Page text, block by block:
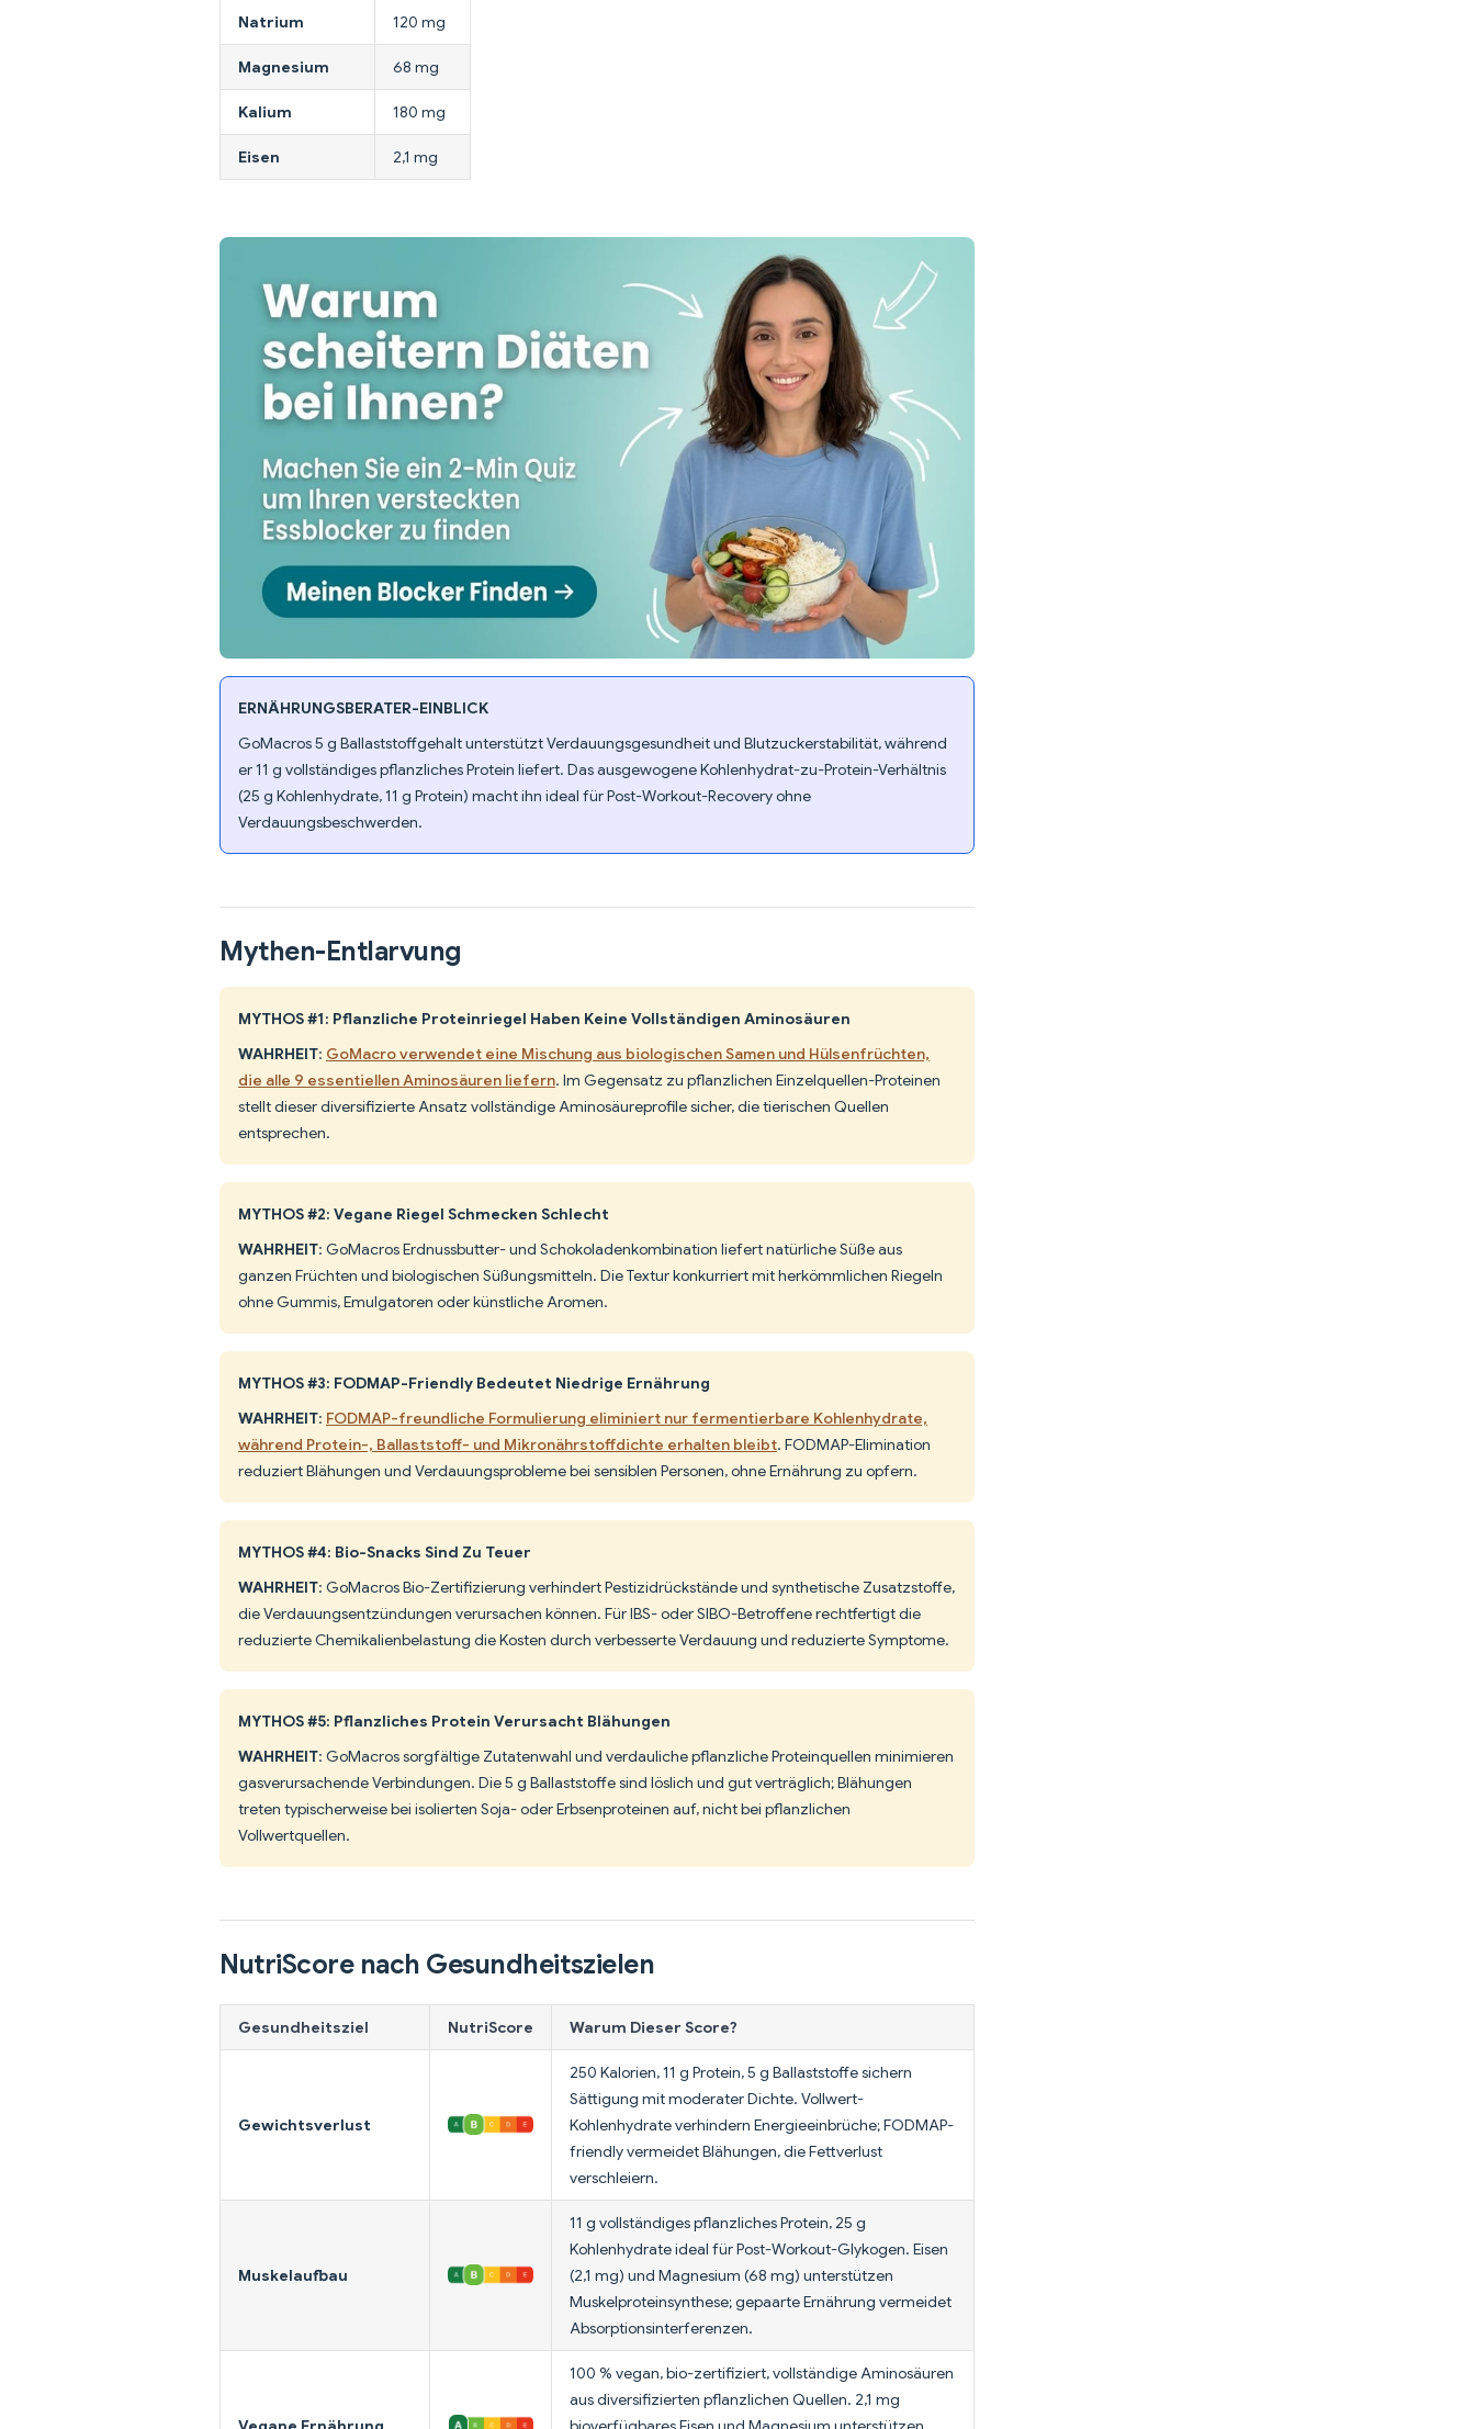
Natrium 120 mg
Magnesium 68 mg
Kalium 180 mg
Eisen 2,1 mg
ERNÄHRUNGSBERATER-EINBLICK
GoMacros 5 g Ballaststoffgehalt unterstützt Verdauungsgesundheit und Blutzuckerstabilität, während
er 11 g vollständiges pflanzliches Protein liefert. Das ausgewogene Kohlenhydrat-zu-Protein-Verhältnis
(25 g Kohlenhydrate, 11 g Protein) macht ihn ideal für Post-Workout-Recovery ohne
Verdauungsbeschwerden.
Mythen-Entlarvung
MYTHOS #1: Pflanzliche Proteinriegel Haben Keine Vollständigen Aminosäuren
WAHRHEIT: GoMacro verwendet eine Mischung aus biologischen Samen und Hülsenfrüchten,
die alle 9 essentiellen Aminosäuren liefern. Im Gegensatz zu pflanzlichen Einzelquellen-Proteinen
stellt dieser diversifizierte Ansatz vollständige Aminosäureprofile sicher, die tierischen Quellen
entsprechen.
MYTHOS #2: Vegane Riegel Schmecken Schlecht
WAHRHEIT: GoMacros Erdnussbutter- und Schokoladenkombination liefert natürliche Süße aus
ganzen Früchten und biologischen Süßungsmitteln. Die Textur konkurriert mit herkömmlichen Riegeln
ohne Gummis, Emulgatoren oder künstliche Aromen.
MYTHOS #3: FODMAP-Friendly Bedeutet Niedrige Ernährung
WAHRHEIT: FODMAP-freundliche Formulierung eliminiert nur fermentierbare Kohlenhydrate,
während Protein-, Ballaststoff- und Mikronährstoffdichte erhalten bleibt. FODMAP-Elimination
reduziert Blähungen und Verdauungsprobleme bei sensiblen Personen, ohne Ernährung zu opfern.
MYTHOS #4: Bio-Snacks Sind Zu Teuer
WAHRHEIT: GoMacros Bio-Zertifizierung verhindert Pestizidrückstände und synthetische Zusatzstoffe,
die Verdauungsentzündungen verursachen können. Für IBS- oder SIBO-Betroffene rechtfertigt die
reduzierte Chemikalienbelastung die Kosten durch verbesserte Verdauung und reduzierte Symptome.
MYTHOS #5: Pflanzliches Protein Verursacht Blähungen
WAHRHEIT: GoMacros sorgfältige Zutatenwahl und verdauliche pflanzliche Proteinquellen minimieren
gasverursachende Verbindungen. Die 5 g Ballaststoffe sind löslich und gut verträglich; Blähungen
treten typischerweise bei isolierten Soja- oder Erbsenproteinen auf, nicht bei pflanzlichen
Vollwertquellen.
NutriScore nach Gesundheitszielen
Gesundheitsziel NutriScore Warum Dieser Score?
Gewichtsverlust
250 Kalorien, 11 g Protein, 5 g Ballaststoffe sichern
Sättigung mit moderater Dichte. Vollwert-
Kohlenhydrate verhindern Energieeinbrüche; FODMAP-
friendly vermeidet Blähungen, die Fettverlust
verschleiern.
Muskelaufbau
11 g vollständiges pflanzliches Protein, 25 g
Kohlenhydrate ideal für Post-Workout-Glykogen. Eisen
(2,1 mg) und Magnesium (68 mg) unterstützen
Muskelproteinsynthese; gepaarte Ernährung vermeidet
Absorptionsinterferenzen.
100 % vegan, bio-zertifiziert, vollständige Aminosäuren
aus diversifizierten pflanzlichen Quellen. 2,1 mg